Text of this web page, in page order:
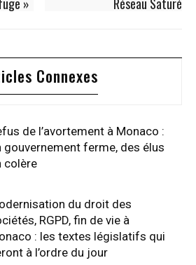
Connexes
de l’avortement à Monaco :
gouvernement ferme, des élus
colère
du droit des
RGPD, fin de vie à
: les textes législatifs qui
à l’ordre du jour